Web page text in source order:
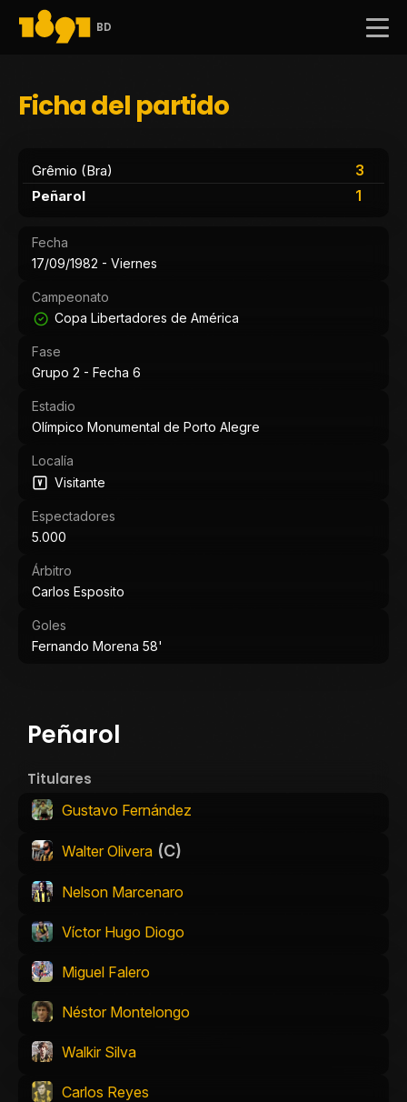
BD
Ficha del partido
Grêmio (Bra)
3
1
Peñarol
Fecha
17/09/1982 - Viernes
Campeonato
Copa Libertadores de América
Fase
Grupo 2 - Fecha 6
Estadio
Olímpico Monumental de Porto Alegre
Localía
Visitante
Espectadores
5.000
Árbitro
Carlos Esposito
Goles
Fernando Morena 58'
Peñarol
Titulares
Gustavo Fernández
Walter Olivera (C)
Nelson Marcenaro
Víctor Hugo Diogo
Miguel Falero
Néstor Montelongo
Walkir Silva
Carlos Reyes